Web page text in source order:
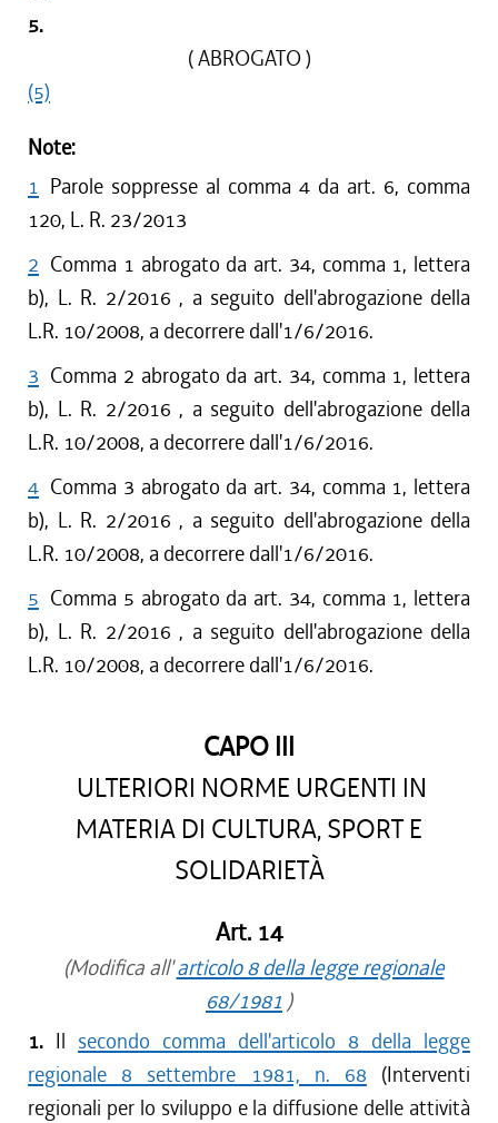
5.
( ABROGATO )
(5)
Note:
1 Parole soppresse al comma 4 da art. 6, comma
120, L. R. 23/2013
2 Comma 1 abrogato da art. 34, comma 1, lettera
b), L. R. 2/2016 , a seguito dell'abrogazione della
L.R. 10/2008, a decorrere dall'1/6/2016.
3 Comma 2 abrogato da art. 34, comma 1, lettera
b), L. R. 2/2016 , a seguito dell'abrogazione della
L.R. 10/2008, a decorrere dall'1/6/2016.
4 Comma 3 abrogato da art. 34, comma 1, lettera
b), L. R. 2/2016 , a seguito dell'abrogazione della
L.R. 10/2008, a decorrere dall'1/6/2016.
5 Comma 5 abrogato da art. 34, comma 1, lettera
b), L. R. 2/2016 , a seguito dell'abrogazione della
L.R. 10/2008, a decorrere dall'1/6/2016.
CAPO III
ULTERIORI NORME URGENTI IN
MATERIA DI CULTURA, SPORT E
SOLIDARIETÀ
Art. 14
(Modifica all'articolo 8 della legge regionale
68/1981 )
1. Il secondo comma dell'articolo 8 della legge
regionale 8 settembre 1981, n. 68 (Interventi
regionali per lo sviluppo e la diffusione delle attività